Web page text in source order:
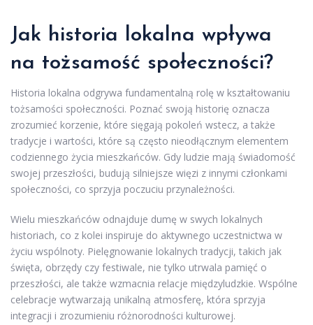
Jak historia lokalna wpływa
na tożsamość społeczności?
Historia lokalna odgrywa fundamentalną rolę w kształtowaniu
tożsamości społeczności. Poznać swoją historię oznacza
zrozumieć korzenie, które sięgają pokoleń wstecz, a także
tradycje i wartości, które są często nieodłącznym elementem
codziennego życia mieszkańców. Gdy ludzie mają świadomość
swojej przeszłości, budują silniejsze więzi z innymi członkami
społeczności, co sprzyja poczuciu przynależności.
Wielu mieszkańców odnajduje dumę w swych lokalnych
historiach, co z kolei inspiruje do aktywnego uczestnictwa w
życiu wspólnoty. Pielęgnowanie lokalnych tradycji, takich jak
święta, obrzędy czy festiwale, nie tylko utrwala pamięć o
przeszłości, ale także wzmacnia relacje międzyludzkie. Wspólne
celebracje wytwarzają unikalną atmosferę, która sprzyja
integracji i zrozumieniu różnorodności kulturowej.